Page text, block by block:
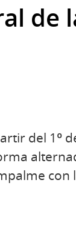
de
del 1º
con